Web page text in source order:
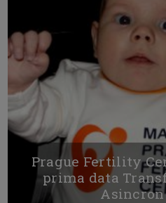
Prague Fertility
prima data
Asincron